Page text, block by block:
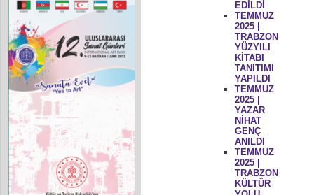
EDİLDİ
TEMMUZ
2025 |
TRABZON
YÜZYILI
KİTABI
TANITIMI
YAPILDI
TEMMUZ
2025 |
YAZAR
NİHAT
GENÇ
ANILDI
TEMMUZ
2025 |
TRABZON
KÜLTÜR